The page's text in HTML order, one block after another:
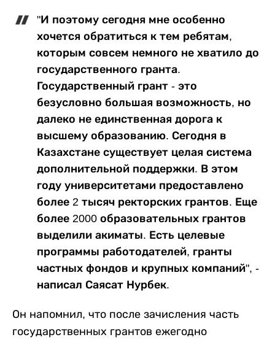
"И поэтому сегодня мне особенно
хочется обратиться к тем ребятам,
которым совсем немного не хватило до
государственного гранта.
Государственный грант - это
безусловно большая возможность, но
далеко не единственная дорога к
высшему образованию. Сегодня в
Казахстане существует целая система
дополнительной поддержки. В этом
году университетами предоставлено
более 2 тысяч ректорских грантов. Еще
более 2000 образовательных грантов
выделили акиматы. Есть целевые
программы работодателей, гранты
частных фондов и крупных компаний", -
написал Саясат Нурбек.
Он напомнил, что после зачисления часть
государственных грантов ежегодно